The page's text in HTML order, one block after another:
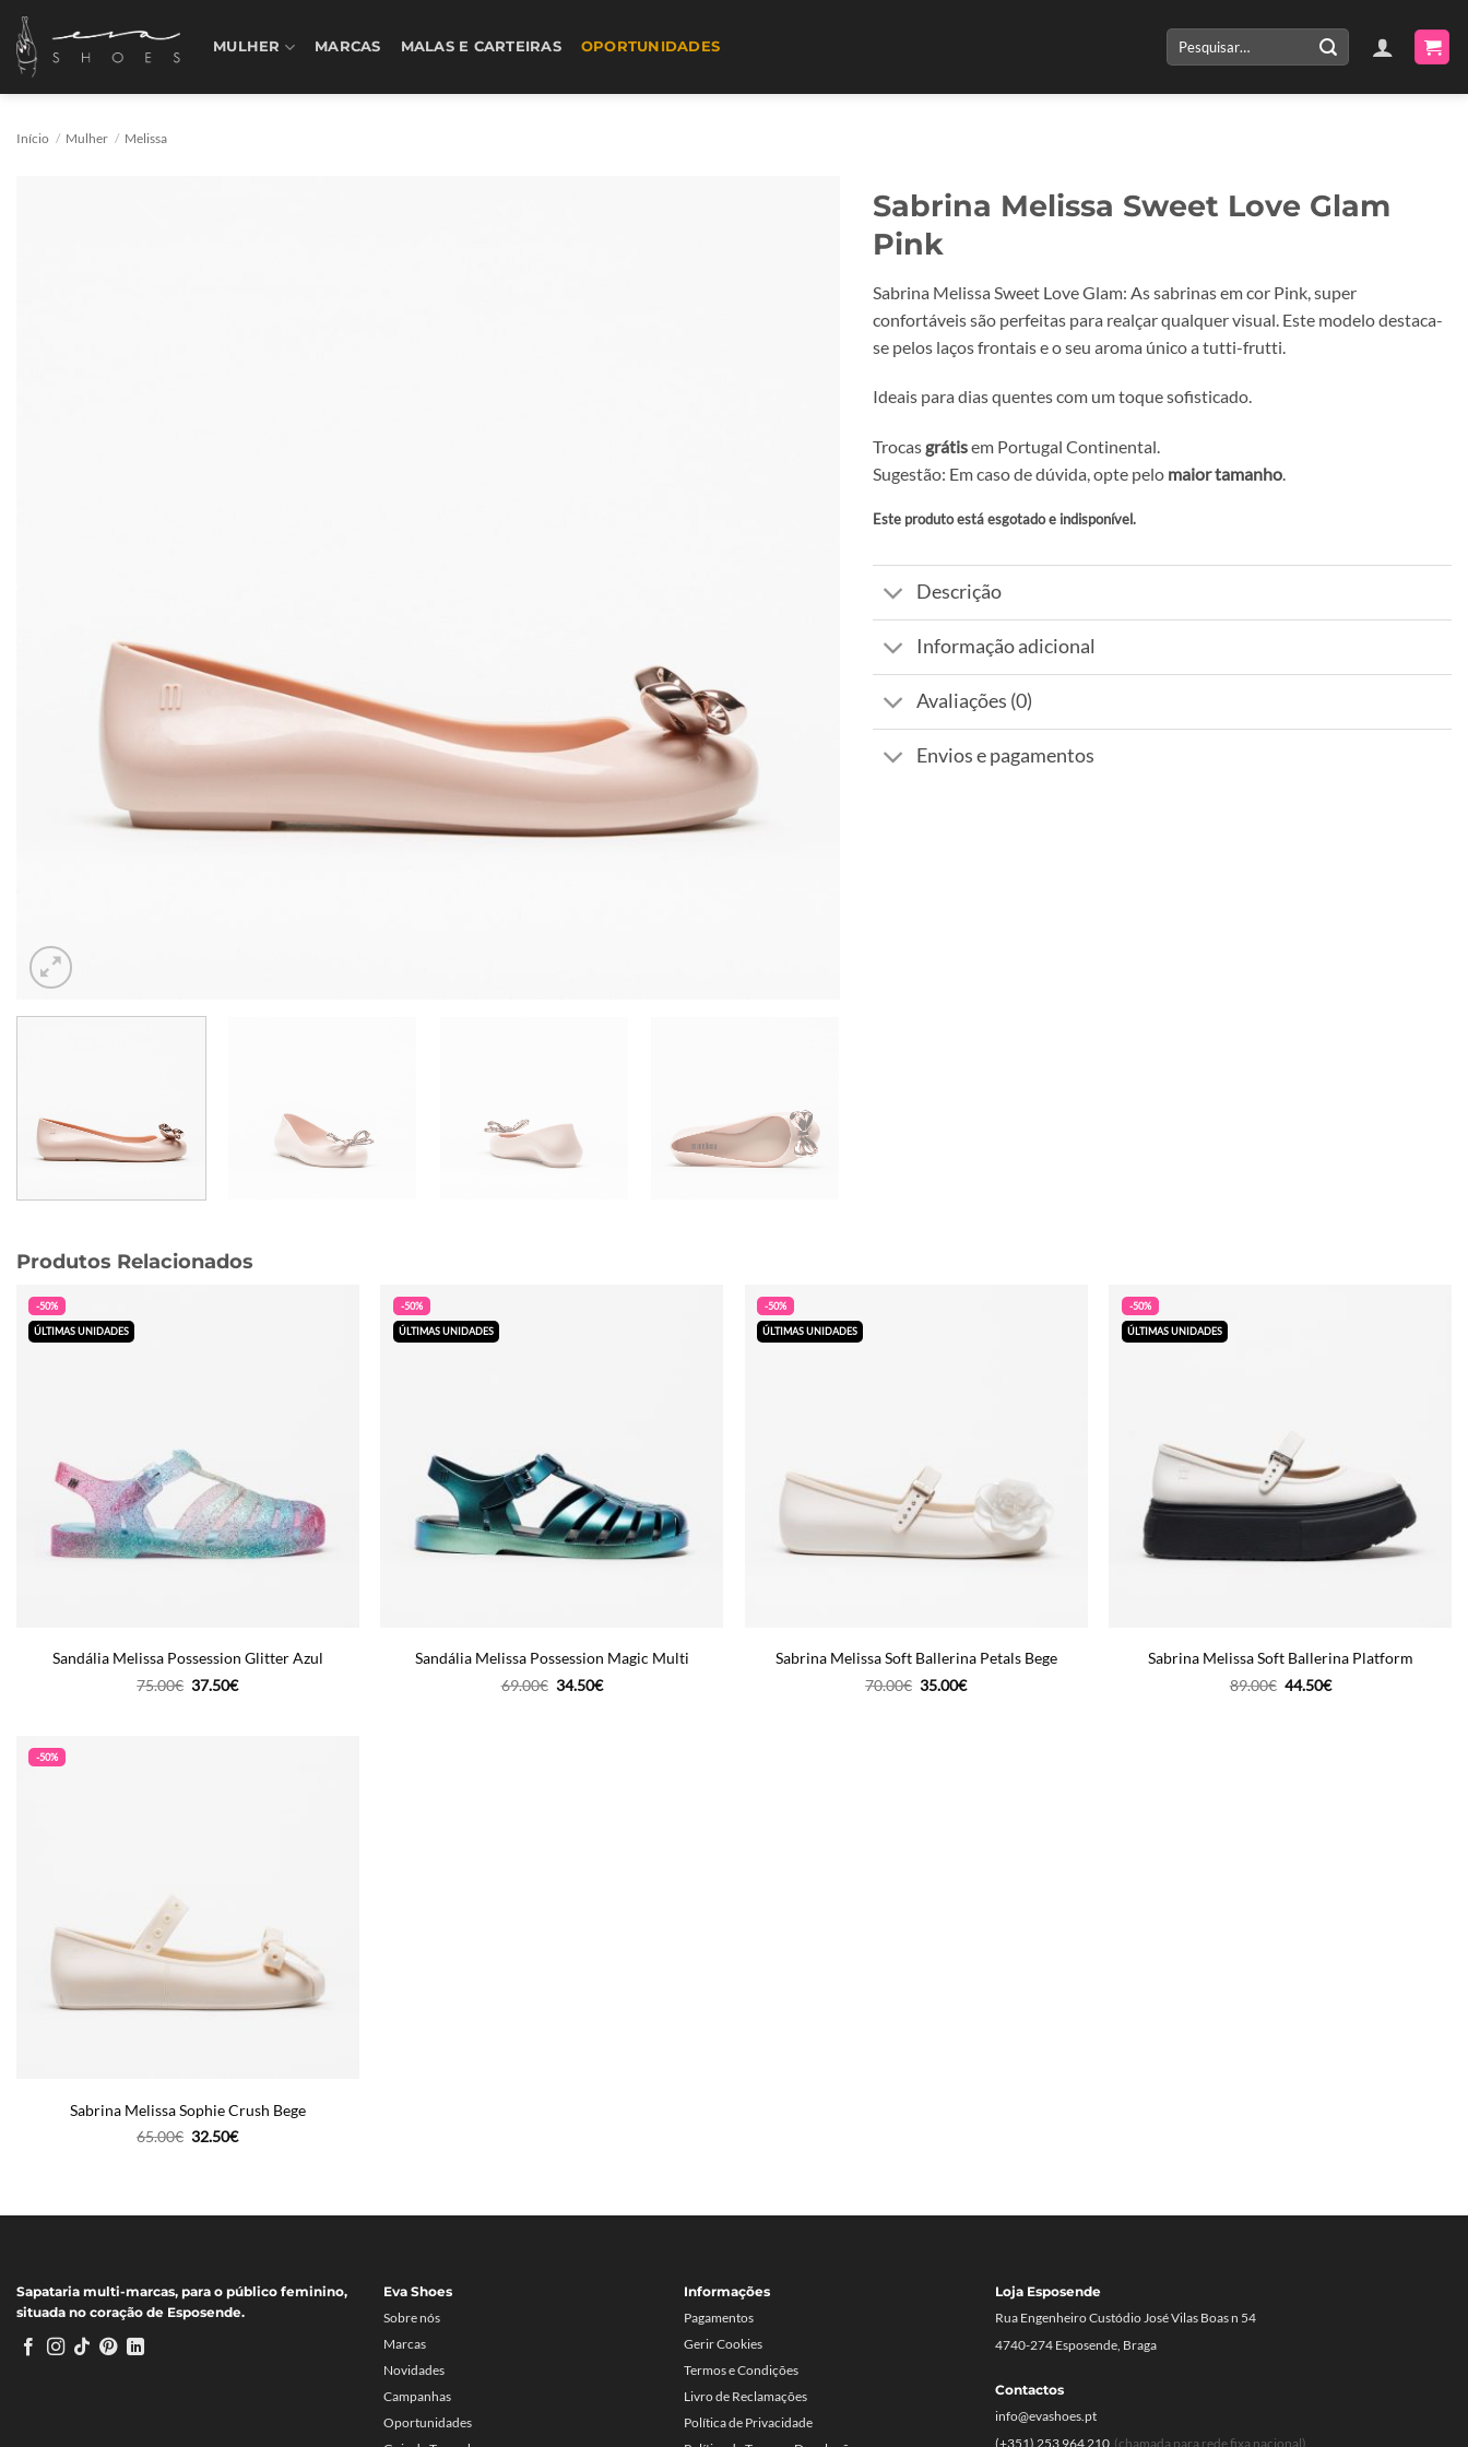
Skip
content
MULHER MARCAS MALAS E CARTEIRAS OPORTUNIDADES
Pesquisar
por:
Início / Mulher / Melissa
Sabrina Melissa Sweet Love Glam
Pink
Sabrina Melissa Sweet Love Glam: As sabrinas em cor Pink, super
confortáveis são perfeitas para realçar qualquer visual. Este modelo destaca-
se pelos laços frontais e o seu aroma único a tutti-frutti.
Ideais para dias quentes com um toque sofisticado.
Trocas grátisem Portugal Continental.
Sugestão: Em caso de dúvida, opte pelo maior tamanho.
Este produto está esgotado e indisponível.
Alternative:
Descrição
Informação adicional
Avaliações (0)
Envios e pagamentos
Produtos Relacionados
-50%
ÚLTIMAS UNIDADES
Sandália Melissa Possession Glitter Azul
75.00€ O
37.50€O
-50%
ÚLTIMAS UNIDADES
Sandália Melissa Possession Magic Multi
69.00€ O
34.50€O
-50%
ÚLTIMAS UNIDADES
Sabrina Melissa Soft Ballerina Petals Bege
70.00€ O
35.00€O
-50%
ÚLTIMAS UNIDADES
Sabrina Melissa Soft Ballerina Platform
89.00€ O
44.50€O
-50%
Sabrina Melissa Sophie Crush Bege
65.00€ O
32.50€O
Sapataria multi-marcas, para o público feminino,
situada no coração de Esposende.
Eva Shoes
Sobre nós
Marcas
Novidades
Campanhas
Oportunidades
Informações
Pagamentos
Gerir Cookies
Termos e Condições
Livro de Reclamações
Política de Privacidade
Loja Esposende
Rua Engenheiro Custódio José Vilas Boas n 54
4740-274 Esposende, Braga
Contactos
info@evashoes.pt
(+351) 253 964 210 (chamada para rede fixa nacional)